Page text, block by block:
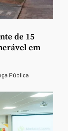
de 15
em
Pública